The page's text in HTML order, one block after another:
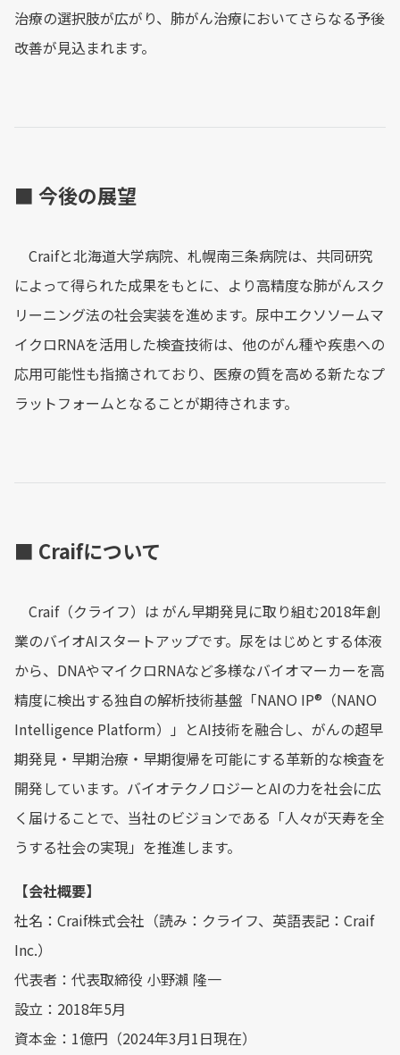
治療の選択肢が広がり、肺がん治療においてさらなる予後
改善が見込まれます。
■ 今後の展望
Craifと北海道大学病院、札幌南三条病院は、共同研究
によって得られた成果をもとに、より高精度な肺がんスク
リーニング法の社会実装を進めます。尿中エクソソームマ
イクロRNAを活用した検査技術は、他のがん種や疾患への
応用可能性も指摘されており、医療の質を高める新たなプ
ラットフォームとなることが期待されます。
■ Craifについて
Craif（クライフ）は がん早期発見に取り組む2018年創
業のバイオAIスタートアップです。尿をはじめとする体液
から、DNAやマイクロRNAなど多様なバイオマーカーを高
精度に検出する独自の解析技術基盤「NANO IP®︎（NANO
Intelligence Platform）」とAI技術を融合し、がんの超早
期発見・早期治療・早期復帰を可能にする革新的な検査を
開発しています。バイオテクノロジーとAIの力を社会に広
く届けることで、当社のビジョンである「人々が天寿を全
うする社会の実現」を推進します。
【会社概要】
社名：Craif株式会社（読み：クライフ、英語表記：Craif
Inc.）
代表者：代表取締役 小野瀨 隆一
設立：2018年5月
資本金：1億円（2024年3月1日現在）